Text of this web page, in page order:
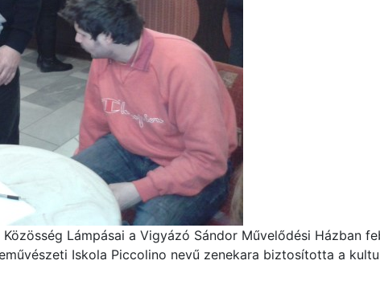
Lámpásai a Vigyázó Sándor Művelődési Házban
Iskola Piccolino nevű zenekara biztosította a